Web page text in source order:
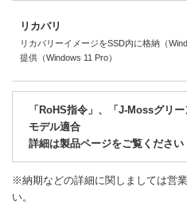
リカバリ
リカバリーイメージをSSD内に格納（
提供（Windows 11 Pro）
「RoHS指令」、「J-Mossグリ
モデル適合
詳細は製品ページをご覧ください
※納期などの詳細に関しましては営
い。